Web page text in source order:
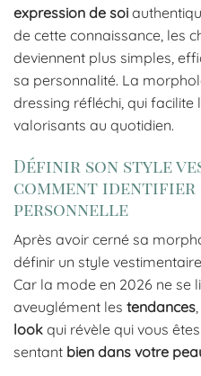
expression de soi
de cette connaissance, les
deviennent plus simples,
sa personnalité. La
dressing réfléchi, qui facilite
valorisants au quotidien.
Définir son style
comment identifier
personnelle
Après avoir cerné sa
définir un style
Car la mode en 2026 ne se
aveuglément les tendances
look qui révèle qui vous
sentant bien dans votre